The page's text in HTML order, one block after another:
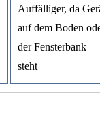
Auffälliger, da
auf dem Boden
der Fensterbank
steht